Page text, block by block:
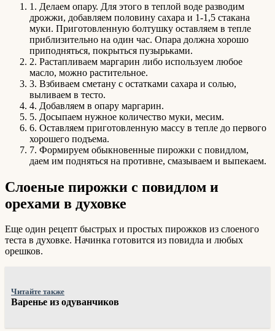
1. Делаем опару. Для этого в теплой воде разводим
дрожжи, добавляем половину сахара и 1-1,5 стакана
муки. Приготовленную болтушку оставляем в тепле
приблизительно на один час. Опара должна хорошо
приподняться, покрыться пузырьками.
2. Растапливаем маргарин либо используем любое
масло, можно растительное.
3. Взбиваем сметану с остатками сахара и солью,
выливаем в тесто.
4. Добавляем в опару маргарин.
5. Досыпаем нужное количество муки, месим.
6. Оставляем приготовленную массу в тепле до первого
хорошего подъема.
7. Формируем обыкновенные пирожки с повидлом,
даем им подняться на противне, смазываем и выпекаем.
Слоеные пирожки с повидлом и
орехами в духовке
Еще один рецепт быстрых и простых пирожков из слоеного
теста в духовке. Начинка готовится из повидла и любых
орешков.
Читайте также
Варенье из одуванчиков